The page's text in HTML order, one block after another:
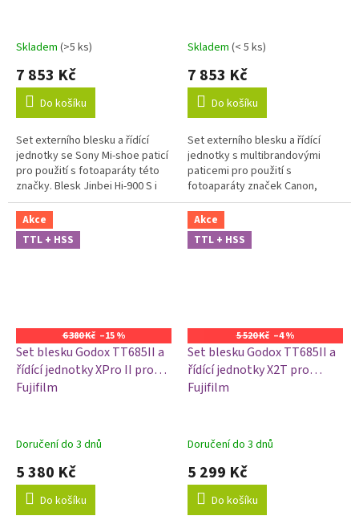
Skladem (>5 ks)
7 853 Kč
Do košíku
Set externího blesku a řídící
jednotky se Sony Mi-shoe paticí
pro použití s fotoaparáty této
značky. Blesk Jinbei Hi-900 S i
jednotka TR-Q7 II S podporují
režimy TTL, HSS i...
Skladem (< 5 ks)
7 853 Kč
Do košíku
Set externího blesku a řídící
jednotky s multibrandovými
paticemi pro použití s
fotoaparáty značek Canon,
Nikon, Fujifilm, Olympus,
Panasonic Lumix, Leica a Sony (s
redukcí)....
Akce
TTL + HSS
6 380 Kč –15 %
Set blesku Godox TT685II a
řídící jednotky XPro II pro
Fujifilm
Doručení do 3 dnů
5 380 Kč
Do košíku
Akce
TTL + HSS
5 520 Kč –4 %
Set blesku Godox TT685II a
řídící jednotky X2T pro
Fujifilm
Doručení do 3 dnů
5 299 Kč
Do košíku